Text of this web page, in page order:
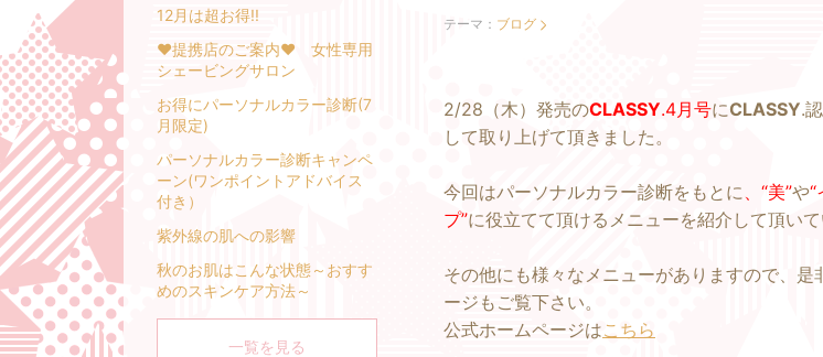
テーマ： ブログ
2/28（木）発売のCLASSY.4月号にCLASSY.
して取り上げて頂きました。
今回はパーソナルカラー診断をもとに、“美”や“
プ”に役立てて頂けるメニューを紹介して頂いて
その他にも様々なメニューがありますので、是
ージもご覧下さい。
公式ホームページはこちら
12月は超お得!!
❤提携店のご案内❤ 女性専用
シェービングサロン
お得にパーソナルカラー診断(7
月限定)
パーソナルカラー診断キャンペ
ーン(ワンポイントアドバイス
付き）
紫外線の肌への影響
秋のお肌はこんな状態～おすす
めのスキンケア方法～
一覧を見る